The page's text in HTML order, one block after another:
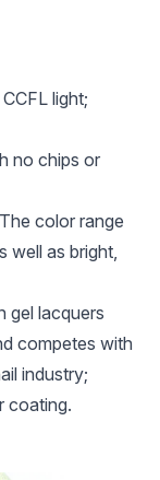
light;
no chips or
color range
well as bright,
gel lacquers
competes with
industry;
coating.